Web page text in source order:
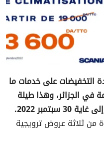
التخفيضات على خدمات ما
في الجزائر، وهذا طيلة
من ثلاثة عروض ترويجية